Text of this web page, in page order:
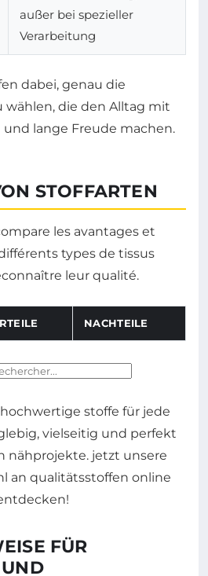
außer bei spezieller
Verarbeitung
dabei, genau die
wählen, die den Alltag mit
lange Freude machen.
STOFFARTEN
les avantages et
types de tissus
leur qualité.
NACHTEILE
FÜR